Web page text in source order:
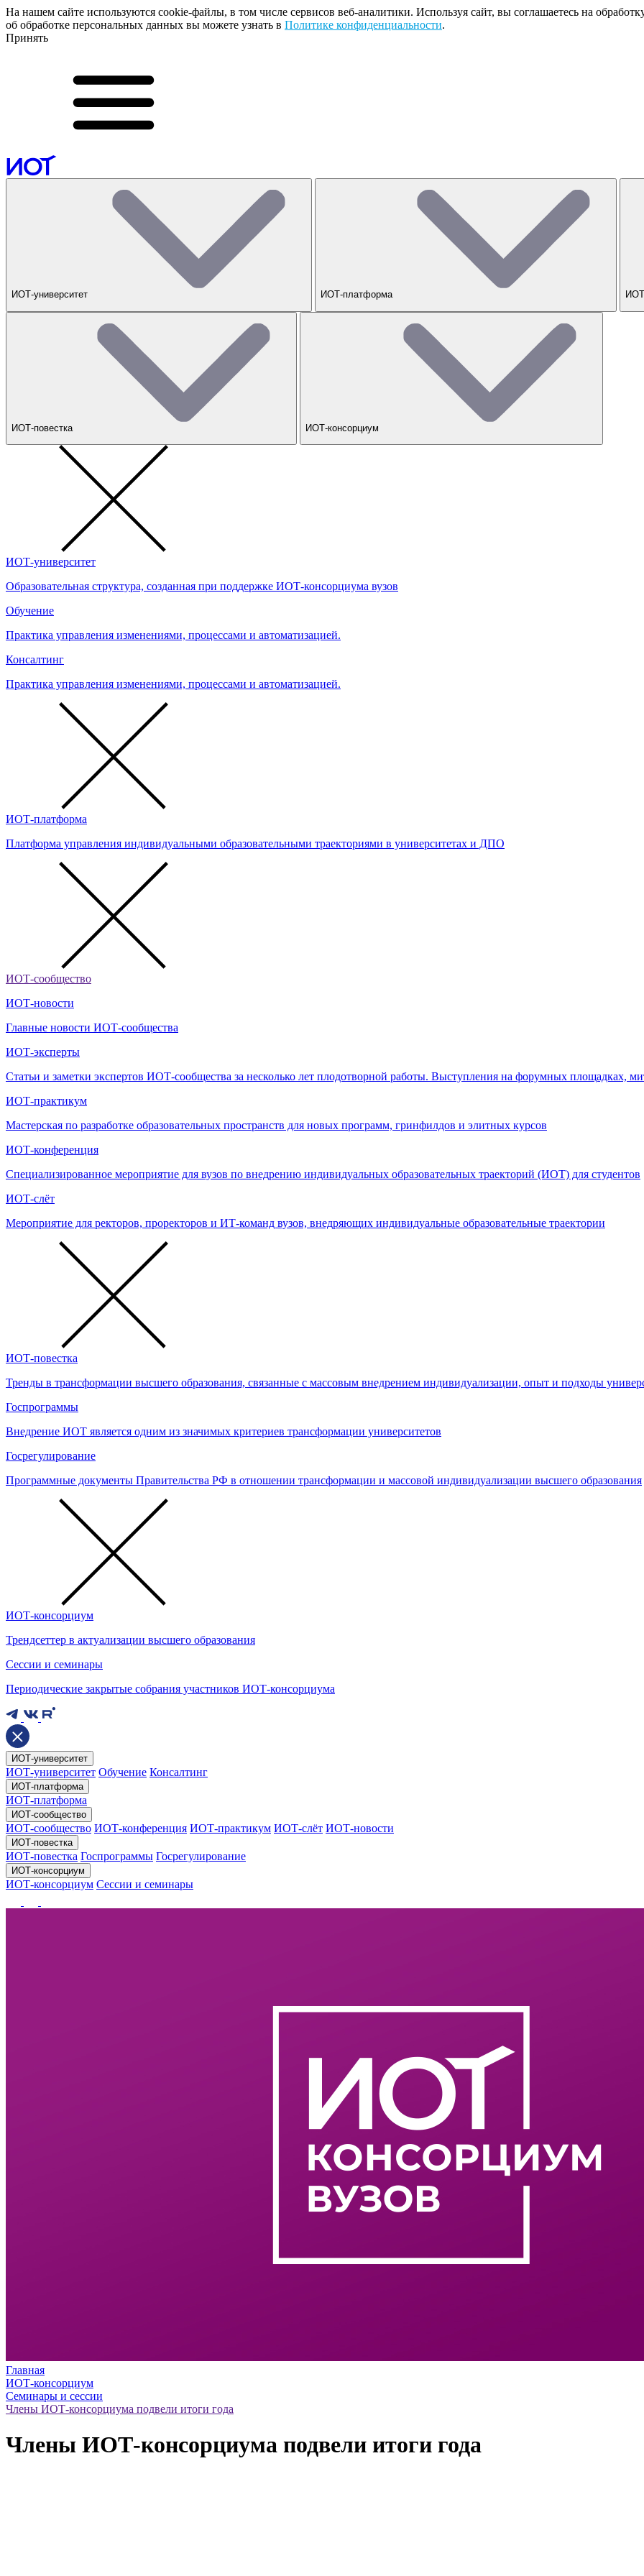
На нашем сайте используются cookie-файлы, в том числе сервисов веб-аналитики. Используя сайт, вы соглашаетесь на
об обработке персональных данных вы можете узнать в Политике конфиденциальности.
Принять
ИОТ-университет ИОТ-платформа
ИОТ-повестка ИОТ-консорциум
ИОТ-университет
Образовательная структура, созданная при поддержке ИОТ-консорциума вузов
Обучение
Практика управления изменениями, процессами и автоматизацией.
Консалтинг
Практика управления изменениями, процессами и автоматизацией.
ИОТ-платформа
Платформа управления индивидуальными образовательными траекториями в университетах и ДПО
ИОТ-сообщество
ИОТ-новости
Главные новости ИОТ-сообщества
ИОТ-эксперты
Статьи и заметки экспертов ИОТ-сообщества за несколько лет плодотворной работы. Выступления на форумных площадках,
ИОТ-практикум
Мастерская по разработке образовательных пространств для новых программ, гринфилдов и элитных курсов
ИОТ-конференция
Cпециализированное мероприятие для вузов по внедрению индивидуальных образовательных траекторий (ИОТ) для студентов
ИОТ-слёт
Мероприятие для ректоров, проректоров и ИТ-команд вузов, внедряющих индивидуальные образовательные траектории
ИОТ-повестка
Тренды в трансформации высшего образования, связанные с массовым внедрением индивидуализации, опыт и подходы
Госпрограммы
Внедрение ИОТ является одним из значимых критериев трансформации университетов
Госрегулирование
Программные документы Правительства РФ в отношении трансформации и массовой индивидуализации высшего образования
ИОТ-консорциум
Трендсеттер в актуализации высшего образования
Сессии и семинары
Периодические закрытые собрания участников ИОТ-консорциума
ИОТ-университет
ИОТ-университет Обучение Консалтинг
ИОТ-платформа
ИОТ-платформа
ИОТ-сообщество
ИОТ-сообщество ИОТ-конференция ИОТ-практикум ИОТ-слёт ИОТ-новости
ИОТ-повестка
ИОТ-повестка Госпрограммы Госрегулирование
ИОТ-консорциум
ИОТ-консорциум Сессии и семинары
Главная
ИОТ-консорциум
Семинары и сессии
Члены ИОТ-консорциума подвели итоги года
Члены ИОТ-консорциума подвели итоги года